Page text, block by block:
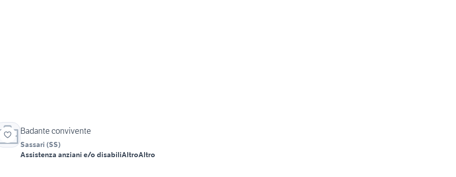
Badante convivente
Sassari (SS)
Assistenza anziani e/o disabiliAltroAltro